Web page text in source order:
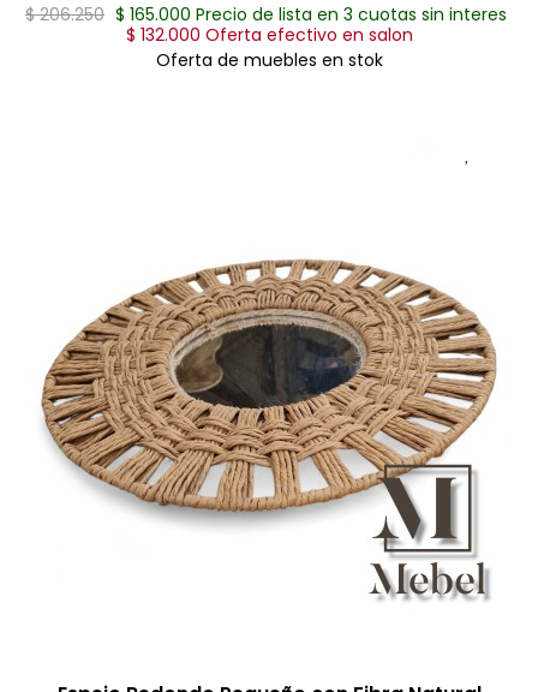
$ 206.250 $ 165.000 Precio de lista en 3 cuotas sin interes
$ 132.000 Oferta efectivo en salon
Oferta de muebles en stok